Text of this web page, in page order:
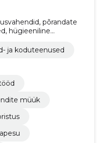
põrandate
hügieeniline
restaureerimise
kaubanduslikud
põhjalik puhastamine,
ja koduteenused
müük